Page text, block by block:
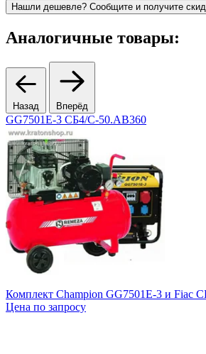
Нашли дешевле? Сообщите и получите
Аналогичные товары:
Назад Вперёд
GG7501E-3 СБ4/С-50.АВ360
Комплект Champion GG7501E-3 и Fiac
Цена по запросу